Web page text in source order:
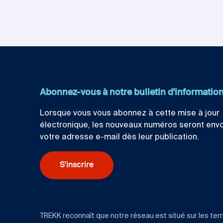
Abonnez-vous à notre bulletin
Lorsque vous vous abonnez à cette mise à jour
électronique, les nouveaux numéros seront
votre adresse e-mail dès leur publication.
S'inscrire
TREKK reconnaît que notre réseau est situé sur les